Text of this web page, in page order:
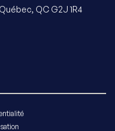
QC G2J 1R4